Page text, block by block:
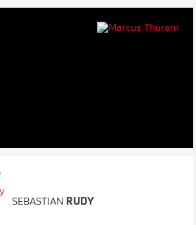
SEBASTIAN RUDY